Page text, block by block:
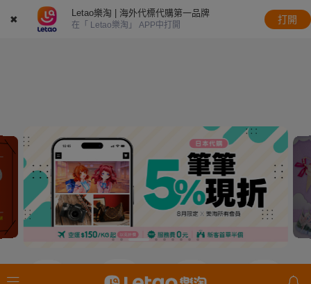
✖
Letao樂淘 | 海外代標代購第一品牌
在「 Letao樂淘」 APP中打開
打開